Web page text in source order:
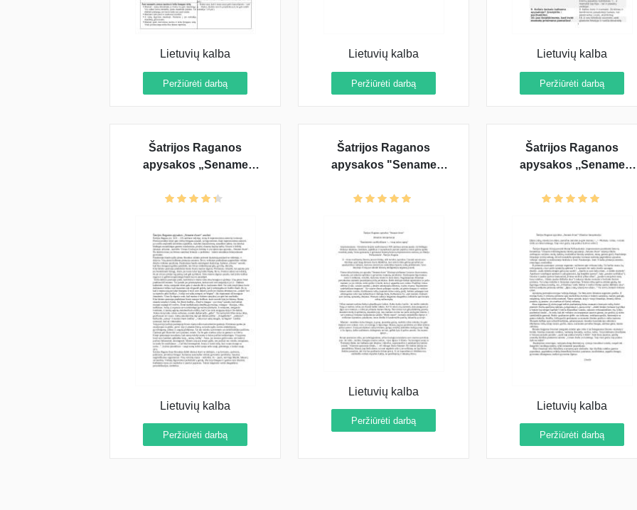
Lietuvių kalba
Peržiūrėti darbą
Lietuvių kalba
Peržiūrėti darbą
Lietuvių kalba
Peržiūrėti darbą
Šatrijos Raganos
apysakos „Sename
Lietuvių kalba
Peržiūrėti darbą
Šatrijos Raganos
apysakos "Sename
interpretacija
Lietuvių kalba
Peržiūrėti darbą
Šatrijos Raganos
apysakos ,,Sename
interpretacija
Lietuvių kalba
Peržiūrėti darbą